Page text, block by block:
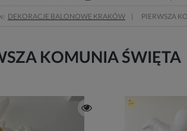
DEKORACJE BALONOWE KRAKÓW PIERWSZA
KOMUNIA ŚWIĘTA